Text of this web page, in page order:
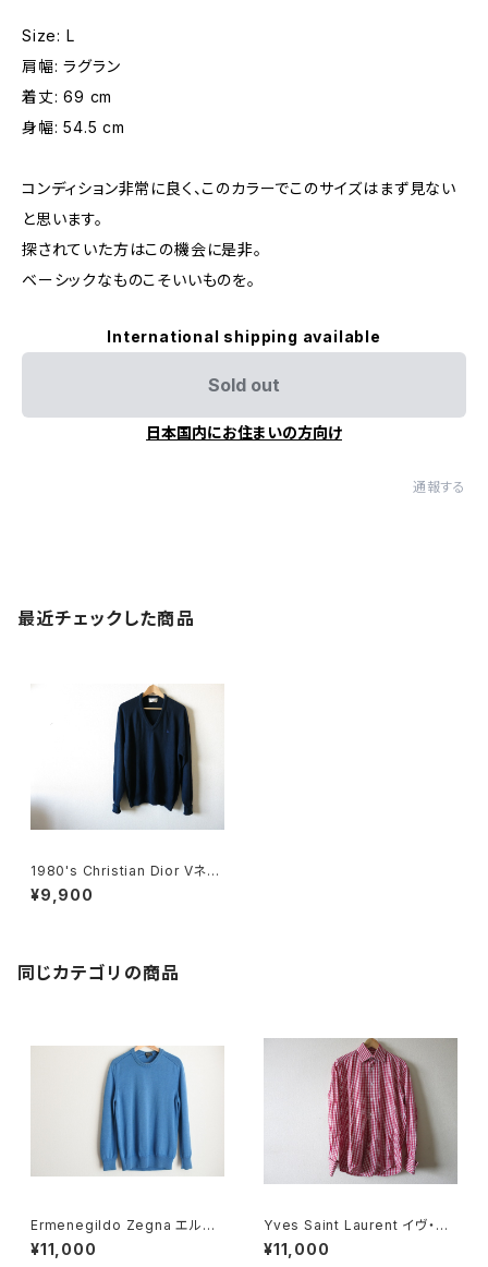
Size: L
肩幅: ラグラン
着丈: 69 cm
身幅: 54.5 cm
コンディション非常に良く、このカラーでこのサイズはまず見ない
と思います。
探されていた方はこの機会に是非。
ベーシックなものこそいいものを。
International shipping available
Sold out
日本国内にお住まいの方向け
通報する
最近チェックした商品
1980's Christian Dior Vネッ
クセーター Navy
¥9,900
同じカテゴリの商品
Ermenegildo Zegna エルメ
ネジルド ゼニア ニットセーター
¥11,000
Yves Saint Laurent イヴ・サ
ンローラン ギンガムチェック S
¥11,000